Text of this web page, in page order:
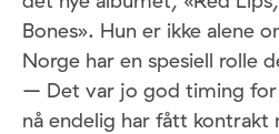
Bones». Hun er ikke alene
Norge har en spesiell rolle
– Det var jo god timing
nå endelig har fått kontrakt